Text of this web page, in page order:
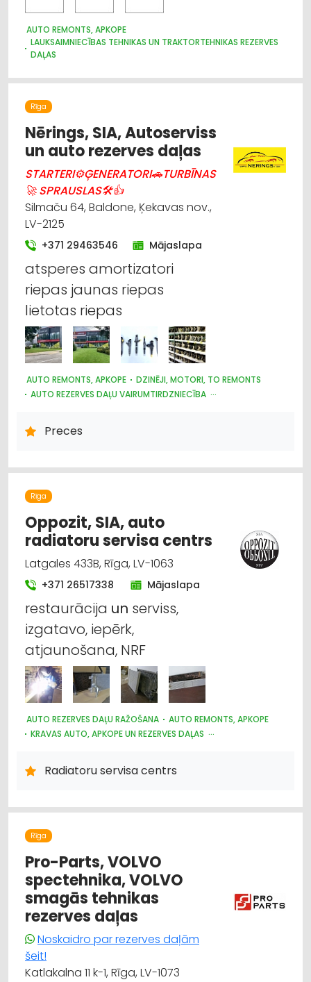
AUTO REMONTS, APKOPE
LAUKSAIMNIECĪBAS TEHNIKAS UN TRAKTORTEHNIKAS REZERVES
DAĻAS
RAŽOŠANA
Rīga
Nērings, SIA, Autoserviss
un auto rezerves daļas
STARTERI⚙ĢENERATORI🚗TURBĪNAS
🚀 SPRAUSLAS🛠👍
Silmaču 64, Baldone, Ķekavas nov.,
LV-2125
+371 29463546 Mājaslapa
atsperes amortizatori
riepas jaunas riepas
lietotas riepas
AUTO REMONTS, APKOPE
DZINĒJI, MOTORI, TO REMONTS
AUTO REZERVES DAĻU VAIRUMTIRDZNIECĪBA
DAĻAS
AUTOSERVISU APRĪKOJUMS
Preces
Rīga
Oppozit, SIA, auto
radiatoru servisa centrs
Latgales 433B, Rīga, LV-1063
+371 26517338 Mājaslapa
restaurācija un serviss,
izgatavo, iepērk,
atjaunošana, NRF
AUTO REZERVES DAĻU RAŽOŠANA
AUTO REMONTS, APKOPE
KRAVAS AUTO, APKOPE UN REZERVES DAĻAS
AUTO REZERVES DAĻU TIRDZNIECĪBA
AUTO REZERVES DAĻU VAIRUMTIRDZNIECĪBA
LAUKSAIMNIECĪBAS TEHNIKAS UN TRAKTORTEHNIKAS REZERVES
Radiatoru servisa centrs
Rīga
Pro-Parts, VOLVO
spectehnika, VOLVO
smagās tehnikas
rezerves daļas
Noskaidro par rezerves daļām
šeit!
Katlakalna 11 k-1, Rīga, LV-1073